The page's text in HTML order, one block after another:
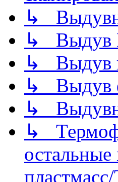
↳
↳ Выдув
↳ Выдув
↳ Выдув
↳
↳